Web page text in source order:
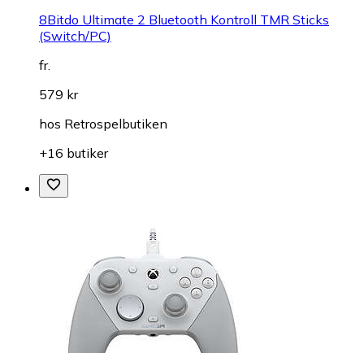
8Bitdo Ultimate 2 Bluetooth Kontroll TMR Sticks
(Switch/PC)
fr.
579 kr
hos Retrospelbutiken
+16 butiker